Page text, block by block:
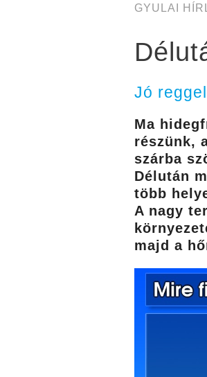
GYULAI
Jó
Ma
részünk,
szárba
Délután
több
A nagy
majd a